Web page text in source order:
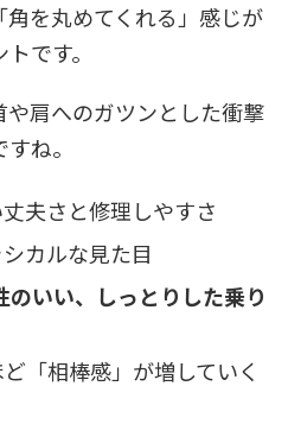
を丸めてくれる」感じが
です。
肩へのガツンとした衝撃
ね。
夫さと修理しやすさ
カルな見た目
いい、しっとりした乗り
「相棒感」が増していく